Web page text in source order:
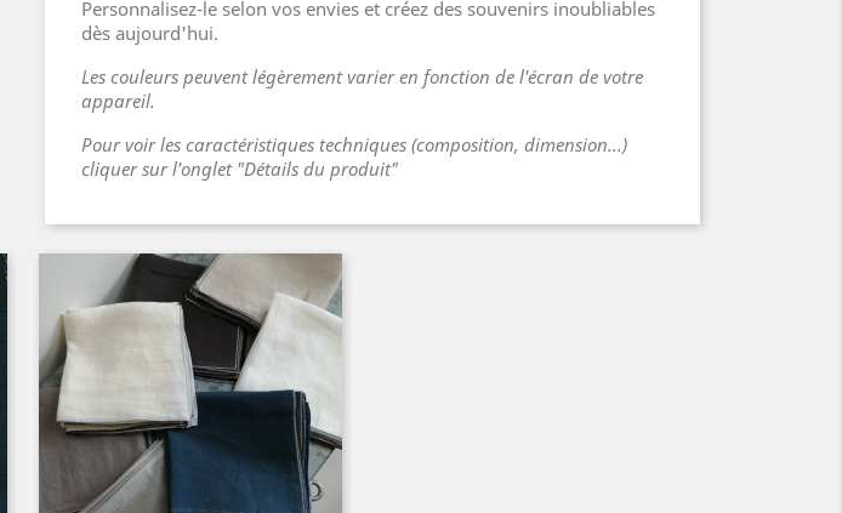
Personnalisez-le selon vos envies et créez des souvenirs inoubliables
dès aujourd'hui.
Les couleurs peuvent légèrement varier en fonction de l'écran de votre
appareil.
Pour voir les caractéristiques techniques (composition, dimension...)
cliquer sur l'onglet "Détails du produit"